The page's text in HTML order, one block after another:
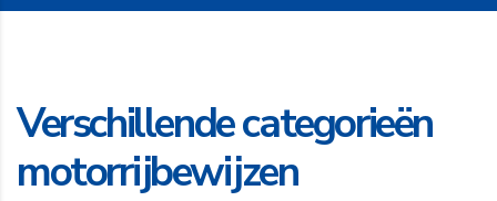
Verschillende categorieën
motorrijbewijzen